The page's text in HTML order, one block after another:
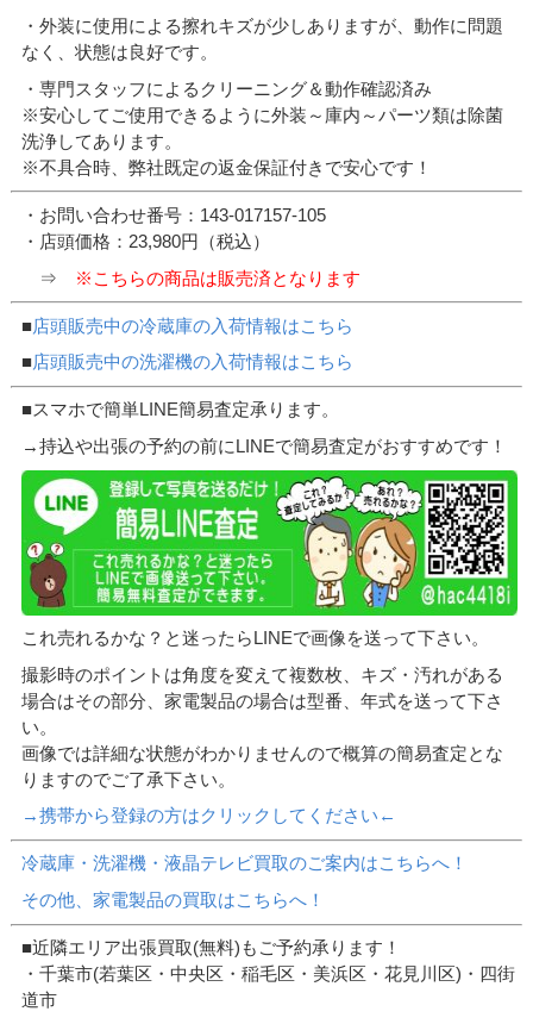
・外装に使用による擦れキズが少しありますが、動作に問題
なく、状態は良好です。
・専門スタッフによるクリーニング＆動作確認済み
※安心してご使用できるように外装～庫内～パーツ類は除菌
洗浄してあります。
※不具合時、弊社既定の返金保証付きで安心です！
・お問い合わせ番号：143-017157-105
・店頭価格：23,980円（税込）
⇒
※こちらの商品は販売済となります
■店頭販売中の冷蔵庫の入荷情報はこちら
■店頭販売中の洗濯機の入荷情報はこちら
■スマホで簡単LINE簡易査定承ります。
→持込や出張の予約の前にLINEで簡易査定がおすすめです！
これ売れるかな？と迷ったらLINEで画像を送って下さい。
撮影時のポイントは角度を変えて複数枚、キズ・汚れがある
場合はその部分、家電製品の場合は型番、年式を送って下さ
い。
画像では詳細な状態がわかりませんので概算の簡易査定とな
りますのでご了承下さい。
→携帯から登録の方はクリックしてください←
冷蔵庫・洗濯機・液晶テレビ買取のご案内はこちらへ！
その他、家電製品の買取はこちらへ！
■近隣エリア出張買取(無料)もご予約承ります！
・千葉市(若葉区・中央区・稲毛区・美浜区・花見川区)・四街
道市